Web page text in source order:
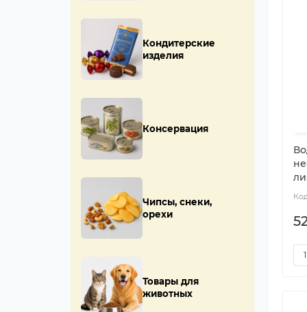
Кондитерские
изделия
Консервация
Чипсы, снеки,
орехи
Товары для
животных